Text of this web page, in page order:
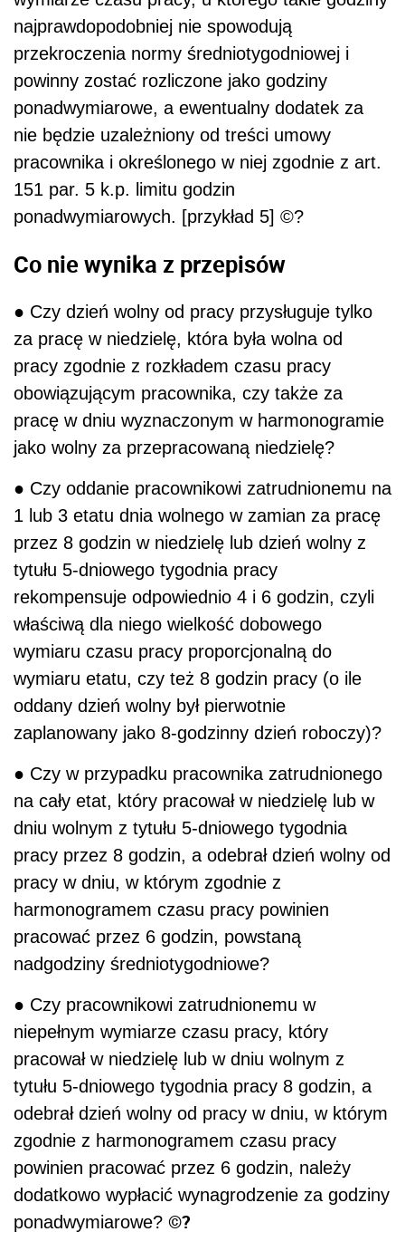
najprawdopodobniej nie spowodują
przekroczenia normy średniotygodniowej i
powinny zostać rozliczone jako godziny
ponadwymiarowe, a ewentualny dodatek za
nie będzie uzależniony od treści umowy
pracownika i określonego w niej zgodnie z art.
151 par. 5 k.p. limitu godzin
ponadwymiarowych. [przykład 5] ©?
Co nie wynika z przepisów
● Czy dzień wolny od pracy przysługuje tylko
za pracę w niedzielę, która była wolna od
pracy zgodnie z rozkładem czasu pracy
obowiązującym pracownika, czy także za
pracę w dniu wyznaczonym w harmonogramie
jako wolny za przepracowaną niedzielę?
● Czy oddanie pracownikowi zatrudnionemu na
1 lub 3 etatu dnia wolnego w zamian za pracę
przez 8 godzin w niedzielę lub dzień wolny z
tytułu 5-dniowego tygodnia pracy
rekompensuje odpowiednio 4 i 6 godzin, czyli
właściwą dla niego wielkość dobowego
wymiaru czasu pracy proporcjonalną do
wymiaru etatu, czy też 8 godzin pracy (o ile
oddany dzień wolny był pierwotnie
zaplanowany jako 8-godzinny dzień roboczy)?
● Czy w przypadku pracownika zatrudnionego
na cały etat, który pracował w niedzielę lub w
dniu wolnym z tytułu 5-dniowego tygodnia
pracy przez 8 godzin, a odebrał dzień wolny od
pracy w dniu, w którym zgodnie z
harmonogramem czasu pracy powinien
pracować przez 6 godzin, powstaną
nadgodziny średniotygodniowe?
● Czy pracownikowi zatrudnionemu w
niepełnym wymiarze czasu pracy, który
pracował w niedzielę lub w dniu wolnym z
tytułu 5-dniowego tygodnia pracy 8 godzin, a
odebrał dzień wolny od pracy w dniu, w którym
zgodnie z harmonogramem czasu pracy
powinien pracować przez 6 godzin, należy
dodatkowo wypłacić wynagrodzenie za godziny
ponadwymiarowe? ©?